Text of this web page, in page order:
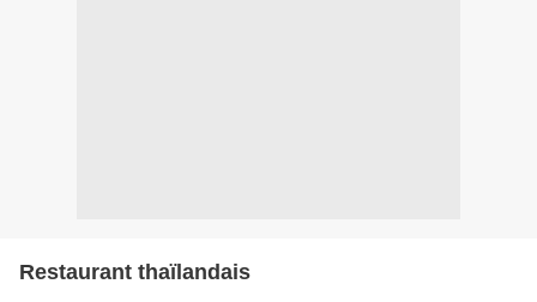
Restaurant thaïlandais